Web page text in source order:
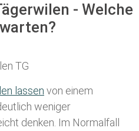
- Welche
lassen von einem
weniger
denken. Im Normalfall